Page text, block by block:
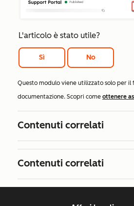
L'articolo è stato utile?
Sì No
Questo modulo viene utilizzato solo per il
documentazione. Scopri come ottenere
Contenuti correlati
Contenuti correlati